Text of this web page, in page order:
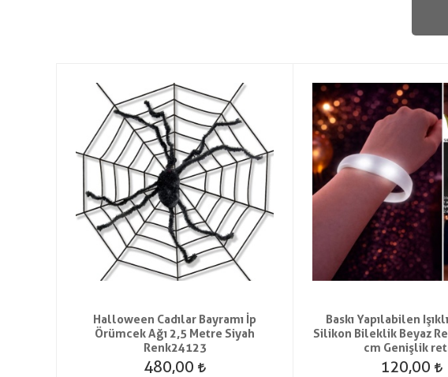
Halloween Cadılar Bayramı İp
Örümcek Ağı 2,5 Metre Siyah
Renk24123
480,00
Baskı Yapılabilen
Silikon Bileklik Beyaz
cm Genişlik
120,00